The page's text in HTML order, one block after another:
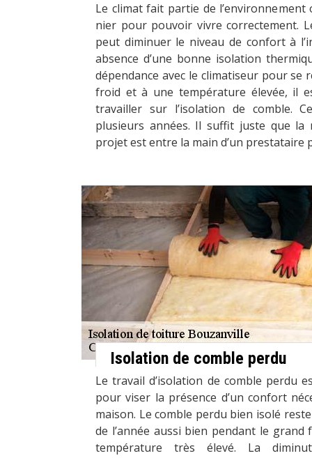
Le climat fait partie de
nier pour pouvoir vivre correctement.
peut diminuer le niveau de confort à
absence d’une bonne isolation
dépendance avec le climatiseur pour se
froid et à une température élevée, il
travailler sur l’isolation de comble.
plusieurs années. Il suffit juste que
projet est entre la main d’un prestataire
Isolation de comble perdu
Le travail d’isolation de comble perdu
pour viser la présence d’un confort
maison. Le comble perdu bien isolé
de l’année aussi bien pendant le
température très élevé. La